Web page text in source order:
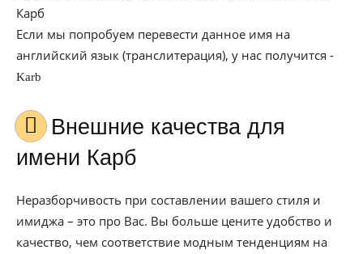
Карб
Если мы попробуем перевести данное имя на
английский язык (транслитерация), у нас получится -
Karb
Внешние качества для
имени Карб
Неразборчивость при составлении вашего стиля и
имиджа – это про Вас. Вы больше цените удобство и
качество, чем соответствие модным тенденциям на